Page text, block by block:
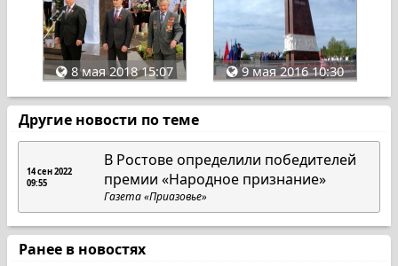
8 мая 2018 15:07 9 мая 2016 10:30
Другие новости по теме
14 сен 2022
09:55
В Ростове определили победителей
премии «Народное признание»
Газета «Приазовье»
Ранее в новостях